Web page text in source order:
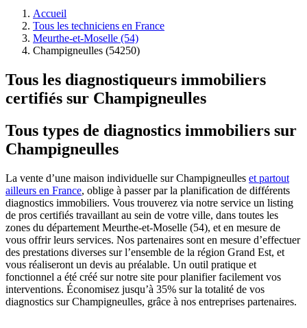
Accueil
Tous les techniciens en France
Meurthe-et-Moselle (54)
Champigneulles (54250)
Tous les diagnostiqueurs immobiliers
certifiés sur Champigneulles
Tous types de diagnostics immobiliers sur
Champigneulles
La vente d’une maison individuelle sur Champigneulles et partout
ailleurs en France, oblige à passer par la planification de différents
diagnostics immobiliers. Vous trouverez via notre service un listing
de pros certifiés travaillant au sein de votre ville, dans toutes les
zones du département Meurthe-et-Moselle (54), et en mesure de
vous offrir leurs services. Nos partenaires sont en mesure d’effectuer
des prestations diverses sur l’ensemble de la région Grand Est, et
vous réaliseront un devis au préalable. Un outil pratique et
fonctionnel a été créé sur notre site pour planifier facilement vos
interventions. Économisez jusqu’à 35% sur la totalité de vos
diagnostics sur Champigneulles, grâce à nos entreprises partenaires.